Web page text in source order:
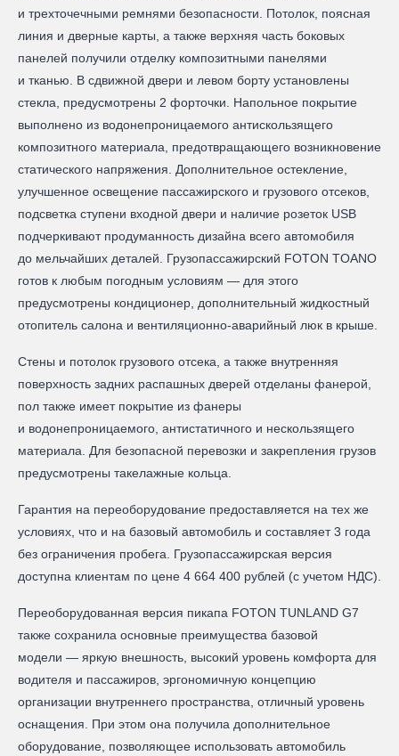
и трехточечными ремнями безопасности. Потолок, поясная
линия и дверные карты, а также верхняя часть боковых
панелей получили отделку композитными панелями
и тканью. В сдвижной двери и левом борту установлены
стекла, предусмотрены 2 форточки. Напольное покрытие
выполнено из водонепроницаемого антискользящего
композитного материала, предотвращающего возникновение
статического напряжения. Дополнительное остекление,
улучшенное освещение пассажирского и грузового отсеков,
подсветка ступени входной двери и наличие розеток USB
подчеркивают продуманность дизайна всего автомобиля
до мельчайших деталей. Грузопассажирский FOTON TOANO
готов к любым погодным условиям — для этого
предусмотрены кондиционер, дополнительный жидкостный
отопитель салона и вентиляционно-аварийный люк в крыше.
Стены и потолок грузового отсека, а также внутренняя
поверхность задних распашных дверей отделаны фанерой,
пол также имеет покрытие из фанеры
и водонепроницаемого, антистатичного и нескользящего
материала. Для безопасной перевозки и закрепления грузов
предусмотрены такелажные кольца.
Гарантия на переоборудование предоставляется на тех же
условиях, что и на базовый автомобиль и составляет 3 года
без ограничения пробега. Грузопассажирская версия
доступна клиентам по цене 4 664 400 рублей (с учетом НДС).
Переоборудованная версия пикапа FOTON TUNLAND G7
также сохранила основные преимущества базовой
модели — яркую внешность, высокий уровень комфорта для
водителя и пассажиров, эргономичную концепцию
организации внутреннего пространства, отличный уровень
оснащения. При этом она получила дополнительное
оборудование, позволяющее использовать автомобиль